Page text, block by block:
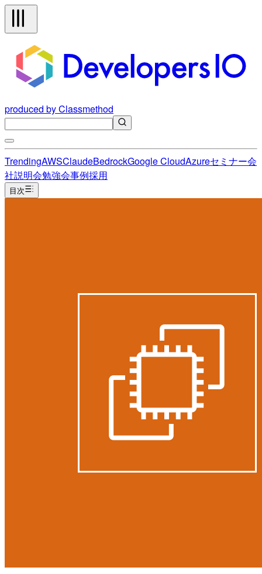
produced by Classmethod
TrendingAWSClaudeBedrockGoogle CloudAzureセミナー会
社説明会勉強会事例採用
目次